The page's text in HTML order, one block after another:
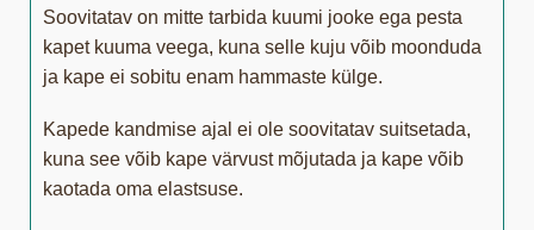
Soovitatav on mitte tarbida kuumi jooke ega pesta
kapet kuuma veega, kuna selle kuju võib moonduda
ja kape ei sobitu enam hammaste külge.
Kapede kandmise ajal ei ole soovitatav suitsetada,
kuna see võib kape värvust mõjutada ja kape võib
kaotada oma elastsuse.